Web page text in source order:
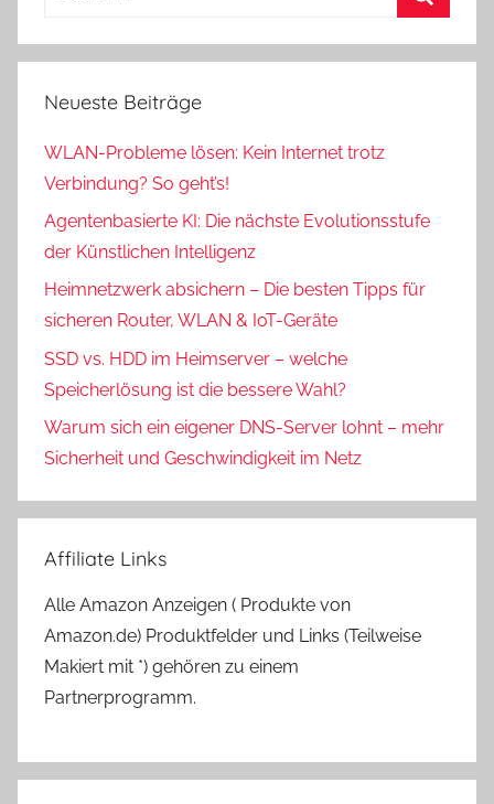
Neueste Beiträge
WLAN-Probleme lösen: Kein Internet trotz
Verbindung? So geht’s!
Agentenbasierte KI: Die nächste Evolutionsstufe
der Künstlichen Intelligenz
Heimnetzwerk absichern – Die besten Tipps für
sicheren Router, WLAN & IoT-Geräte
SSD vs. HDD im Heimserver – welche
Speicherlösung ist die bessere Wahl?
Warum sich ein eigener DNS-Server lohnt – mehr
Sicherheit und Geschwindigkeit im Netz
Affiliate Links
Alle Amazon Anzeigen ( Produkte von
Amazon.de) Produktfelder und Links (Teilweise
Makiert mit *) gehören zu einem
Partnerprogramm.